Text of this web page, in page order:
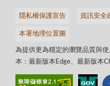
隱私權保護宣告 資訊安全
本署地理位置圖
為提供更為穩定的瀏覽品質與
本：最新版本Edge、最新版本